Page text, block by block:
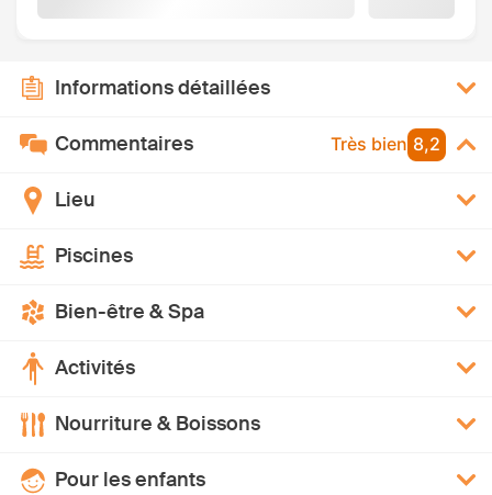
Informations détaillées
Commentaires Très bien 8,2
Lieu
Piscines
Bien-être & Spa
Activités
Nourriture & Boissons
Pour les enfants